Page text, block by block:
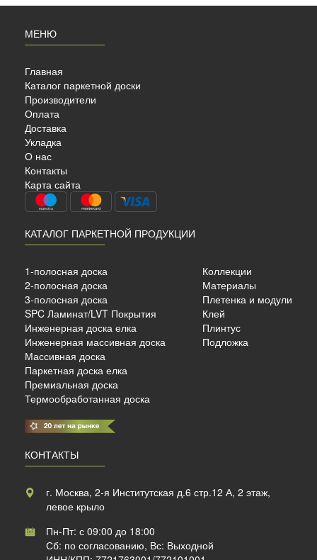
м²
МЕНЮ
Главная
Каталог паркетной доски
Производители
Оплата
Доставка
Укладка
О нас
Контакты
Карта сайта
КАТАЛОГ ПАРКЕТНОЙ ПРОДУКЦИИ
1-полосная доска
2-полосная доска
3-полосная доска
SPC Ламинат/LVT Покрытия
Инженерная доска елка
Инженерная массивная доска
Массивная доска
Паркетная доска елка
Премиальная доска
Термообработанная доска
Коллекции
Материалы
Плетенка и модули
Клей
Плинтус
Подложка
КОНТАКТЫ
г. Москва, 2-я Институтская д.6 стр.12 А, 2 этаж,
левое крыло
Пн-Пт: с 09:00 до 18:00
Сб: по согласованию, Вс: Выходной